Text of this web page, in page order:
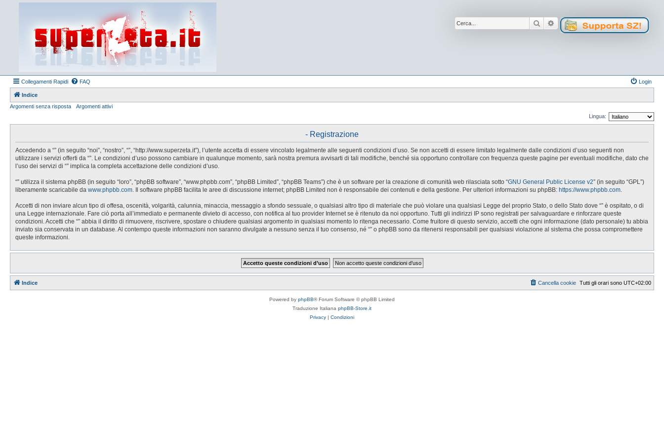
Cerca Ricerca avanzata
Collegamenti Rapidi FAQ Login
Indice
Argomenti senza risposta
Argomenti attivi
Lingua:
- Registrazione
Accedendo a “” (in seguito “noi”, “nostro”, “”, “http://www.superzeta.it”), l’utente accetta di essere vincolato legalmente alle seguenti condizioni d’uso. Se non accetti di essere limitato legalmente dalle condizioni d’uso seguenti non
utilizzare i servizi offerti da “”. Le condizioni d’uso possono cambiare in qualunque momento, sarà nostra premura avvisarti di tali modifiche, benché sia opportuno controllare con frequenza queste pagine per eventuali modifiche, dato che
l’uso dei servizi di “” implica la completa accettazione delle condizioni d’uso.
“” utilizza il sistema phpBB (in seguito “loro”, “phpBB software”, “www.phpbb.com”, “phpBB Limited”, “phpBB Teams”) che è un software per la creazione di comunità web rilasciata sotto “GNU General Public License v2” (in seguito “GPL”)
liberamente scaricabile da www.phpbb.com . Il software phpBB facilita le aree di discussione internet; phpBB Limited non è responsabile dei contenuti e della gestione. Per ulteriori informazioni su phpBB: https://www.phpbb.com
Accetti di non inviare alcun tipo di offesa, oscenità, volgarità, calunnia, minaccia, messaggio a sfondo sessuale, o qualsiasi altro tipo di materiale che può violare una qualsiasi Legge del proprio Stato, o dello Stato dove “” è ospitato, o di
una Legge internazionale. Fare ciò porta all’immediato e permanente divieto di accesso, con notifica al tuo provider Internet se è ritenuto da noi opportuno. Tutti gli indirizzi IP sono registrati per salvaguardare e rinforzare queste
condizioni. Accetti che “” abbia il diritto di rimuovere, riscrivere, spostare o chiudere qualsiasi argomento in qualsiasi momento lo ritenga necessario. Come fruitore di questo servizio, accetti che ogni informazione (dato personale) tu abbia
inviato sia conservata in un database. Al contempo queste informazioni non saranno divulgate a nessuno senza il tuo consenso, né “” o phpBB sono da ritenersi responsabili per qualsiasi violazione al sistema che possa compromettere
queste informazioni.
Indice Tutti gli orari sono UTC+02:00
Cancella cookie
Powered by phpBB® Forum Software © phpBB Limited
Traduzione Italiana phpBB-Store.it
Privacy | Condizioni